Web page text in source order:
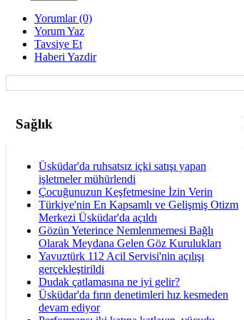
Yorumlar (0)
Yorum Yaz
Tavsiye Et
Haberi Yazdir
Sağlık
Üsküdar'da ruhsatsız içki satışı yapan
işletmeler mühürlendi
Çocuğunuzun Keşfetmesine İzin Verin
Türkiye'nin En Kapsamlı ve Gelişmiş Otizm
Merkezi Üsküdar'da açıldı
Gözün Yeterince Nemlenmemesi Bağlı
Olarak Meydana Gelen Göz Kurulukları
Yavuztürk 112 Acil Servisi'nin açılışı
gerçekleştirildi
Dudak çatlamasına ne iyi gelir?
Üsküdar'da fırın denetimleri hız kesmeden
devam ediyor